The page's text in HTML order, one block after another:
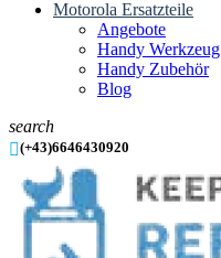
Motorola Ersatzteile
Angebote
Handy Werkzeug
Handy Zubehör
Blog
search
(+43)6646430920